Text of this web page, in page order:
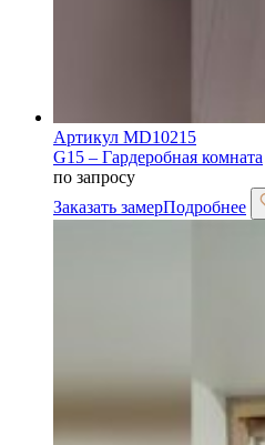
Артикул MD10215
G15 – Гардеробная комната
по запросу
Заказать замерПодробнее